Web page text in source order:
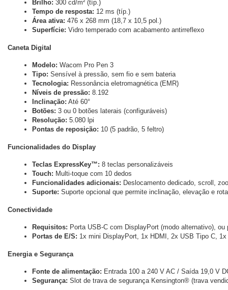
Brilho: 300 cd/m² (típ.)
Tempo de resposta: 12 ms (típ.)
Área ativa: 476 x 268 mm (18,7 x 10,5 pol.)
Superfície: Vidro temperado com acabamento antirreflexo
Caneta Digital
Modelo: Wacom Pro Pen 3
Tipo: Sensível à pressão, sem fio e sem bateria
Tecnologia: Ressonância eletromagnética (EMR)
Níveis de pressão: 8.192
Inclinação: Até 60°
Botões: 3 ou 0 botões laterais (configuráveis)
Resolução: 5.080 lpi
Pontas de reposição: 10 (5 padrão, 5 feltro)
Funcionalidades do Display
Teclas ExpressKey™: 8 teclas personalizáveis
Touch: Multi-toque com 10 dedos
Funcionalidades adicionais: Deslocamento dedicado, scroll,
Suporte: Suporte opcional que permite inclinação, elevação e
Conectividade
Requisitos: Porta USB-C com DisplayPort (modo alternativo),
Portas de E/S: 1x mini DisplayPort, 1x HDMI, 2x USB Tipo C,
Energia e Segurança
Fonte de alimentação: Entrada 100 a 240 V AC / Saída 19,0 V
Segurança: Slot de trava de segurança Kensington® (trava